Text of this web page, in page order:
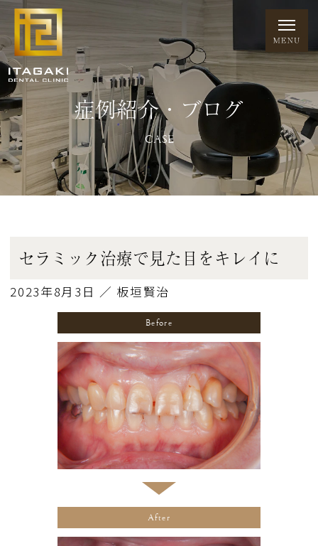
症例紹介・ブログ
CASE
セラミック治療で見た目をキレイに
2023年8月3日 ／ 板垣賢治
Before
After